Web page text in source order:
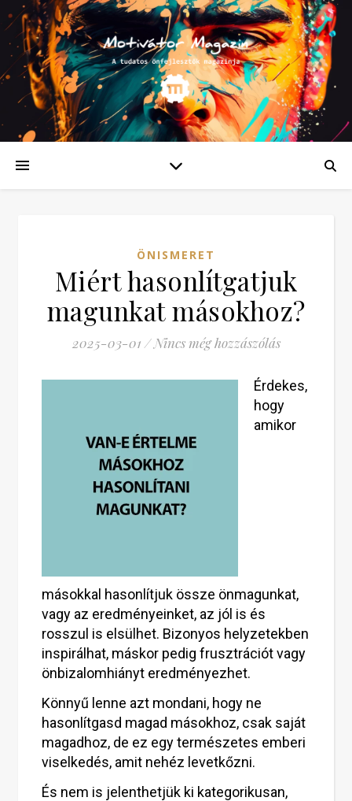
ÖNISMERET
Miért hasonlítgatjuk
magunkat másokhoz?
2025-03-01 / Nincs még hozzászólás
Érdekes,
hogy
amikor
másokkal hasonlítjuk össze önmagunkat,
vagy az eredményeinket, az jól is és
rosszul is elsülhet. Bizonyos helyzetekben
inspirálhat, máskor pedig frusztrációt vagy
önbizalomhiányt eredményezhet.
Könnyű lenne azt mondani, hogy ne
hasonlítgasd magad másokhoz, csak saját
magadhoz, de ez egy természetes emberi
viselkedés, amit nehéz levetkőzni.
És nem is jelenthetjük ki kategorikusan,